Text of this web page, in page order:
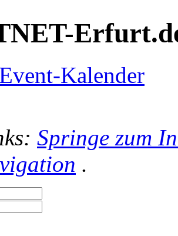
Event-Kalender
Springe zum
.